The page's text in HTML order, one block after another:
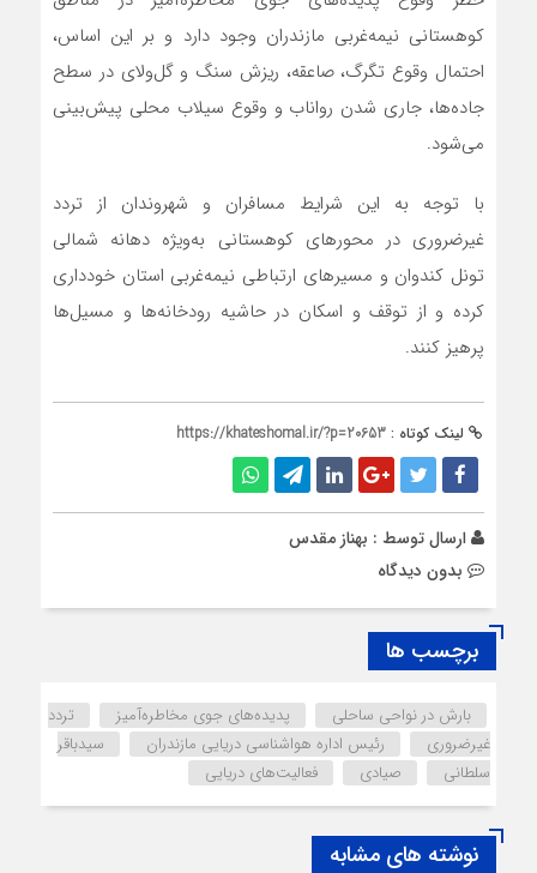
کوهستانی نیمه‌غربی مازندران وجود دارد و بر این اساس،
احتمال وقوع تگرگ، صاعقه، ریزش سنگ و گل‌ولای در سطح
جاده‌ها، جاری شدن رواناب و وقوع سیلاب محلی پیش‌بینی
می‌شود.
با توجه به این شرایط مسافران و شهروندان از تردد
غیرضروری در محورهای کوهستانی به‌ویژه دهانه شمالی
تونل کندوان و مسیرهای ارتباطی نیمه‌غربی استان خودداری
کرده و از توقف و اسکان در حاشیه رودخانه‌ها و مسیل‌ها
پرهیز کنند.
لینک کوتاه : https://khateshomal.ir/?p=20653
ارسال توسط : بهناز مقدس
بدون دیدگاه
برچسب ها
بارش در نواحی ساحلی پدیده‌های جوی مخاطره‌آمیز
تردد
غیرضروری
رئیس اداره هواشناسی دریایی مازندران
سیدباقر
سلطانی
صیادی فعالیت‌های دریایی
نوشته های مشابه